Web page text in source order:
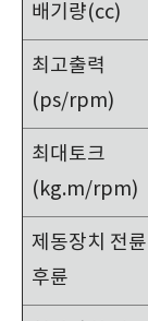
배기량(cc)
최고출력
(ps/rpm)
최대토크
(kg.m/rpm)
제동장치 전륜
후륜